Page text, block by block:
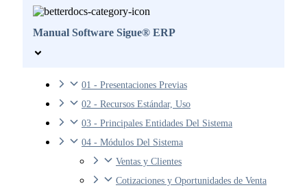
Manual Software Sigue® ERP
01 - Presentaciones Previas
02 - Recursos Estándar, Uso
03 - Principales Entidades Del Sistema
04 - Módulos Del Sistema
Ventas y Clientes
Cotizaciones y Oportunidades de Venta